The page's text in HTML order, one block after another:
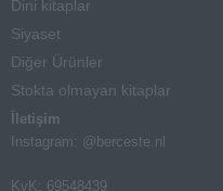
Dini kitaplar
Siyaset
Diğer Ürünler
Stokta olmayan kitaplar
İletişim
Instagram: @berceste.nl
KvK: 69548439